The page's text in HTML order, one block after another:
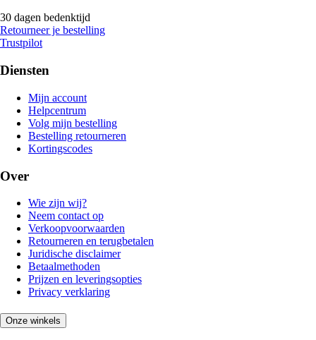
30 dagen bedenktijd
Retourneer je bestelling
Trustpilot
Diensten
Mijn account
Helpcentrum
Volg mijn bestelling
Bestelling retourneren
Kortingscodes
Over
Wie zijn wij?
Neem contact op
Verkoopvoorwaarden
Retourneren en terugbetalen
Juridische disclaimer
Betaalmethoden
Prijzen en leveringsopties
Privacy verklaring
Onze winkels